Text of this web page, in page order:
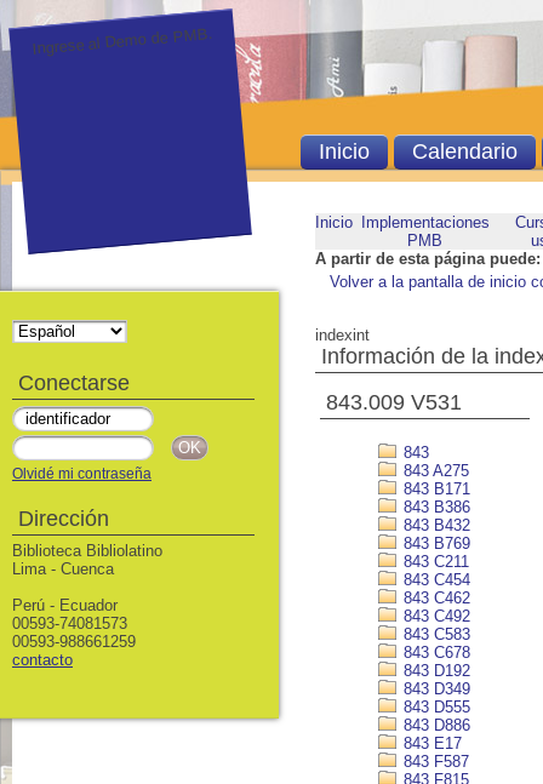
Inicio
Implementaciones
PMB
A partir de esta página puede:
Volver a la pantalla de inicio
indexint
Información de la
843.009 V531
843
843 A275
843 B171
843 B386
843 B432
843 B769
843 C211
843 C454
843 C462
843 C492
843 C583
843 C678
843 D192
843 D349
843 D555
843 D886
843 E17
843 F587
843 F815
Ingrese al Demo de PMB.
Inicio Calendario
Conectarse
Olvidé mi contraseña
Dirección
Biblioteca Bibliolatino
Lima - Cuenca
Perú - Ecuador
00593-74081573
00593-988661259
contacto